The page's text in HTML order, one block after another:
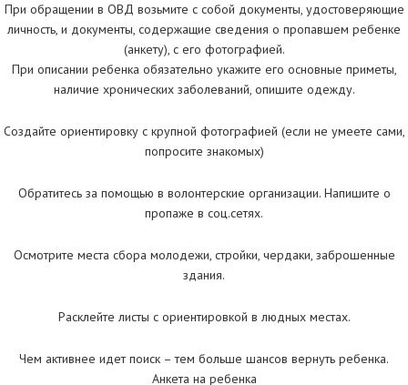
При обращении в ОВД возьмите с собой документы, удостоверяющие
личность, и документы, содержащие сведения о пропавшем ребенке
(анкету), с его фотографией.
При описании ребенка обязательно укажите его основные приметы,
наличие хронических заболеваний, опишите одежду.
Создайте ориентировку с крупной фотографией (если не умеете сами,
попросите знакомых)
Обратитесь за помощью в волонтерские организации. Напишите о
пропаже в соц.сетях.
Осмотрите места сбора молодежи, стройки, чердаки, заброшенные
здания.
Расклейте листы с ориентировкой в людных местах.
Чем активнее идет поиск – тем больше шансов вернуть ребенка.
Анкета на ребенка